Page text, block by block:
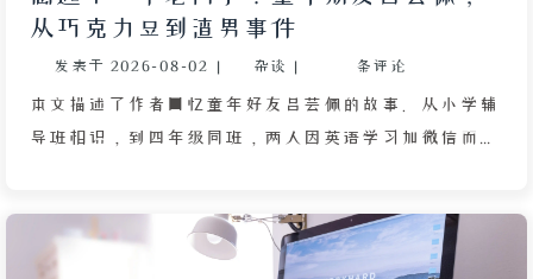
从巧克力豆到渣男事件
发表于 2026-08-02 | 杂谈 | 条评论
本文描述了作者回忆童年好友吕芸佩的故事。从小学辅
导班相识，到四年级同班，两人因英语学习加微信而关
影响发生变化。一次误会导致两人关系破裂，最终失
联。多年后，作者重拾抖音，发现好友已停止更新，而